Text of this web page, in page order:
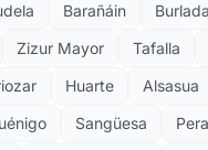
Barañáin
Burlada
Zizur Mayor Tafalla
Huarte
Alsasua
Sangüesa